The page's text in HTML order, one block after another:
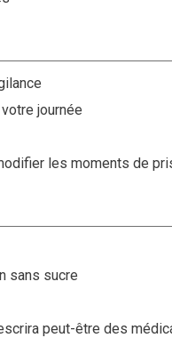
journée
les moments de
sans sucre
peut-être des